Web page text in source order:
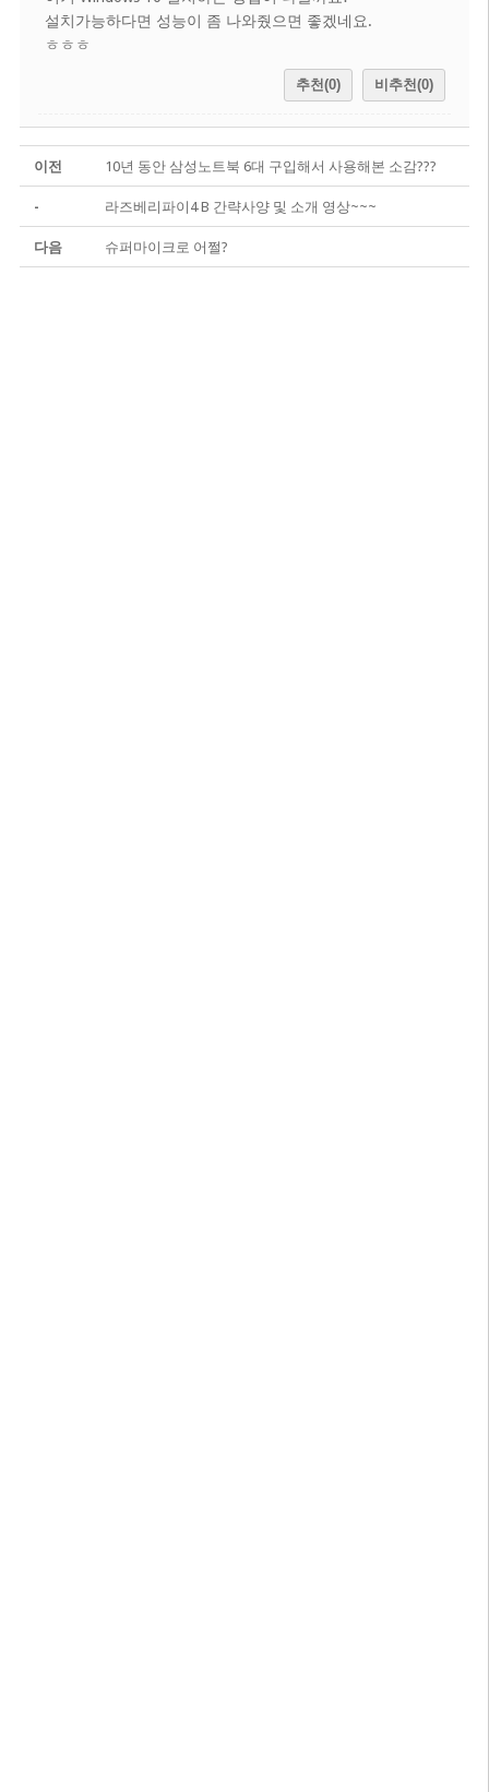
설치가능하다면 성능이 좀 나와줬으면 좋겠네요.
ㅎㅎㅎ
추천(0) 비추천(0)
이전 10년 동안 삼성노트북 6대 구입해서 사용해본 소감???
- 라즈베리파이4 B 간략사양 및 소개 영상~~~
다음 슈퍼마이크로 어쩔?